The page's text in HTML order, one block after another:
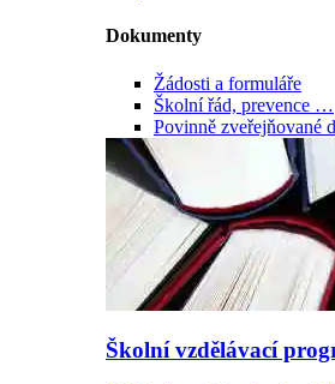
Dokumenty
Žádosti a formuláře
Školní řád, prevence …
Povinně zveřejňované
Školní vzdělávací